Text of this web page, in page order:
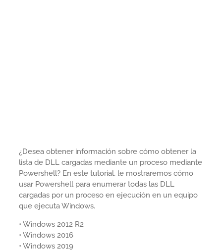
¿Desea obtener información sobre cómo obtener la
lista de DLL cargadas mediante un proceso mediante
Powershell? En este tutorial, le mostraremos cómo
usar Powershell para enumerar todas las DLL
cargadas por un proceso en ejecución en un equipo
que ejecuta Windows.
• Windows 2012 R2
• Windows 2016
• Windows 2019